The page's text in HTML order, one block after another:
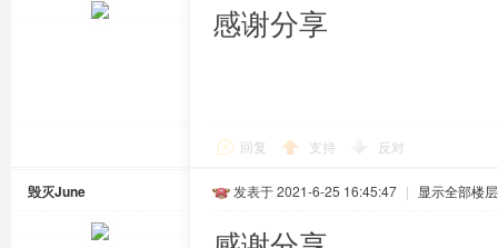
感谢分享
回复 支持 反对
毁灭June 发表于 2021-6-25 16:45:47 | 显示全部楼层